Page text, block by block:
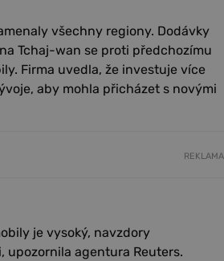
všechny regiony. Dodávky
Tchaj-wan se proti předchozímu
Firma uvedla, že investuje více
aby mohla přicházet s novými
REKLAMA
je vysoký, navzdory
upozornila agentura Reuters.